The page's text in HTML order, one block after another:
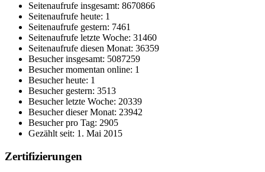
Seitenaufrufe insgesamt: 8670866
Seitenaufrufe heute: 1
Seitenaufrufe gestern: 7461
Seitenaufrufe letzte Woche: 31460
Seitenaufrufe diesen Monat: 36359
Besucher insgesamt: 5087259
Besucher momentan online: 1
Besucher heute: 1
Besucher gestern: 3513
Besucher letzte Woche: 20339
Besucher dieser Monat: 23942
Besucher pro Tag: 2905
Gezählt seit: 1. Mai 2015
Zertifizierungen